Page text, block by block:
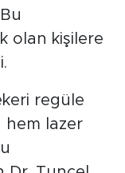
olan kişilere
regüle
hem lazer